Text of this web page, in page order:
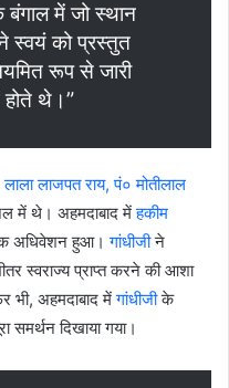
बंगाल में जो स्थान
स्वयं को प्रस्तुत
रूप से जारी
होते थे।”
लाला लाजपत राय, पं० मोतीलाल
में थे। अहमदाबाद मेंहकीम
अधिवेशन हुआ।गांधीजीने
स्वराज्य प्राप्त करने की आशा
भी, अहमदाबाद मेंगांधीजीके
समर्थन दिखाया गया।